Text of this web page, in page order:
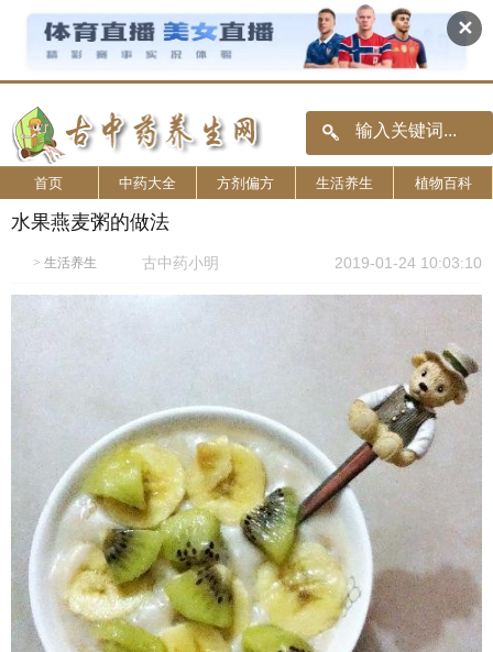
✕
首页 中药大全 方剂偏方 生活养生 植物百科
水果燕麦粥的做法
> 生活养生 古中药小明 2019-01-24 10:03:10